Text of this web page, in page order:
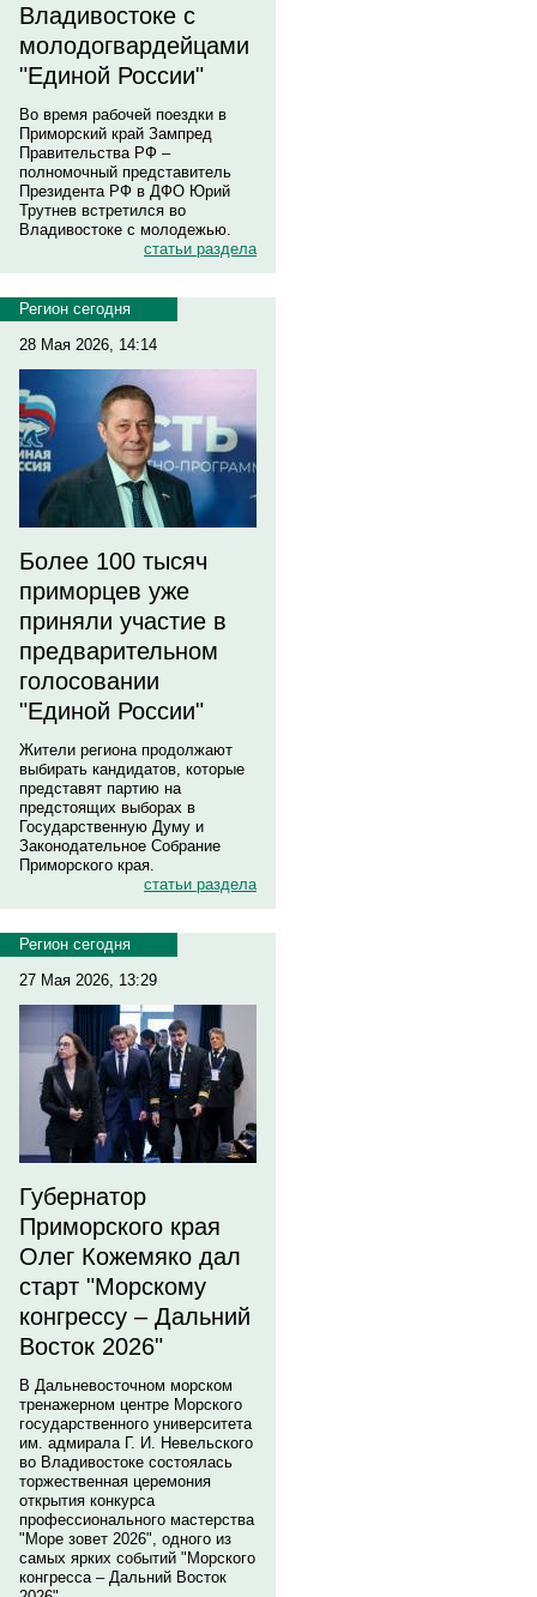
Владивостоке с
молодогвардейцами
"Единой России"
Во время рабочей поездки в
Приморский край Зампред
Правительства РФ –
полномочный представитель
Президента РФ в ДФО Юрий
Трутнев встретился во
Владивостоке с молодежью.
статьи раздела
Регион сегодня
28 Мая 2026, 14:14
Более 100 тысяч
приморцев уже
приняли участие в
предварительном
голосовании
"Единой России"
Жители региона продолжают
выбирать кандидатов, которые
представят партию на
предстоящих выборах в
Государственную Думу и
Законодательное Собрание
Приморского края.
статьи раздела
Регион сегодня
27 Мая 2026, 13:29
Губернатор
Приморского края
Олег Кожемяко дал
старт "Морскому
конгрессу – Дальний
Восток 2026"
В Дальневосточном морском
тренажерном центре Морского
государственного университета
им. адмирала Г. И. Невельского
во Владивостоке состоялась
торжественная церемония
открытия конкурса
профессионального мастерства
"Море зовет 2026", одного из
самых ярких событий "Морского
конгресса – Дальний Восток